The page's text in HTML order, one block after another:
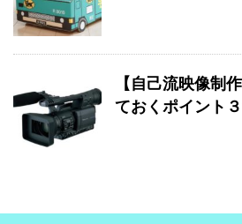
【自己流映像制
ておくポイント